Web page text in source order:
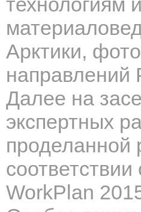
Арктики,
направлений
Далее на
экспертных
проделанной
WorkPlan